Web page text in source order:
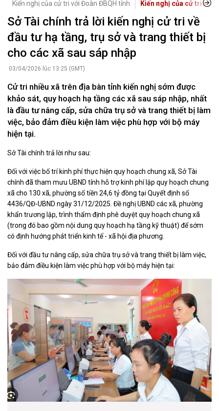
Kiến nghị của cử tri với Đoàn ĐBQH tỉnh Kiến nghị của cử tri với
Sở Tài chính trả lời kiến nghị cử tri về
đầu tư hạ tầng, trụ sở và trang thiết bị
cho các xã sau sáp nhập
03/04/2026 lúc 13:25 (GMT)
Cử tri nhiều xã trên địa bàn tỉnh kiến nghị sớm được
khảo sát, quy hoạch hạ tầng các xã sau sáp nhập, nhất
là đầu tư nâng cấp, sửa chữa trụ sở và trang thiết bị làm
việc, bảo đảm điều kiện làm việc phù hợp với bộ máy
hiện tại.
Sở Tài chính trả lời như sau:
Đối với việc bố trí kinh phí thực hiện quy hoạch chung xã, Sở Tài
chính đã tham mưu UBND tỉnh hỗ trợ kinh phí lập quy hoạch chung
xã cho 130 xã, phường số tiền 24,6 tỷ đồng tại Quyết định số
4436/QĐ-UBND ngày 31/12/2025. Đề nghị UBND các xã, phường
khẩn trương lập, trình thẩm định phê duyệt quy hoạch chung xã
(trong đó bao gồm nội dung quy hoạch hạ tầng kỹ thuật) để sớm
có định hướng phát triển kinh tế - xã hội địa phương.
Đối với đầu tư nâng cấp, sửa chữa trụ sở và trang thiết bị làm việc,
bảo đảm điều kiện làm việc phù hợp với bộ máy hiện tại: